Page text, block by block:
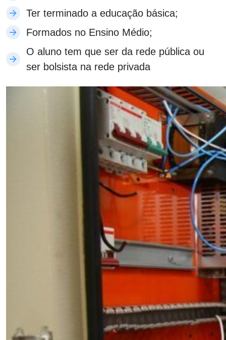
Ter terminado a educação básica;
Formados no Ensino Médio;
O aluno tem que ser da rede pública ou
ser bolsista na rede privada